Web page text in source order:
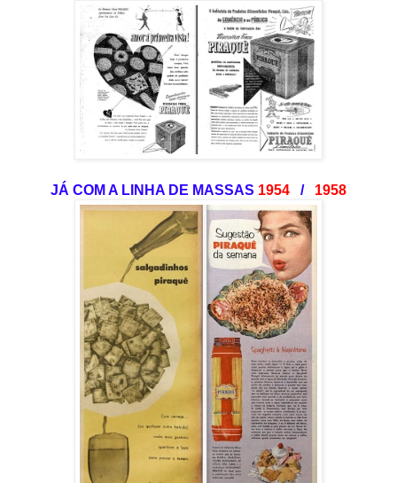
JÁ COM A LINHA DE MASSAS 1954 / 1958